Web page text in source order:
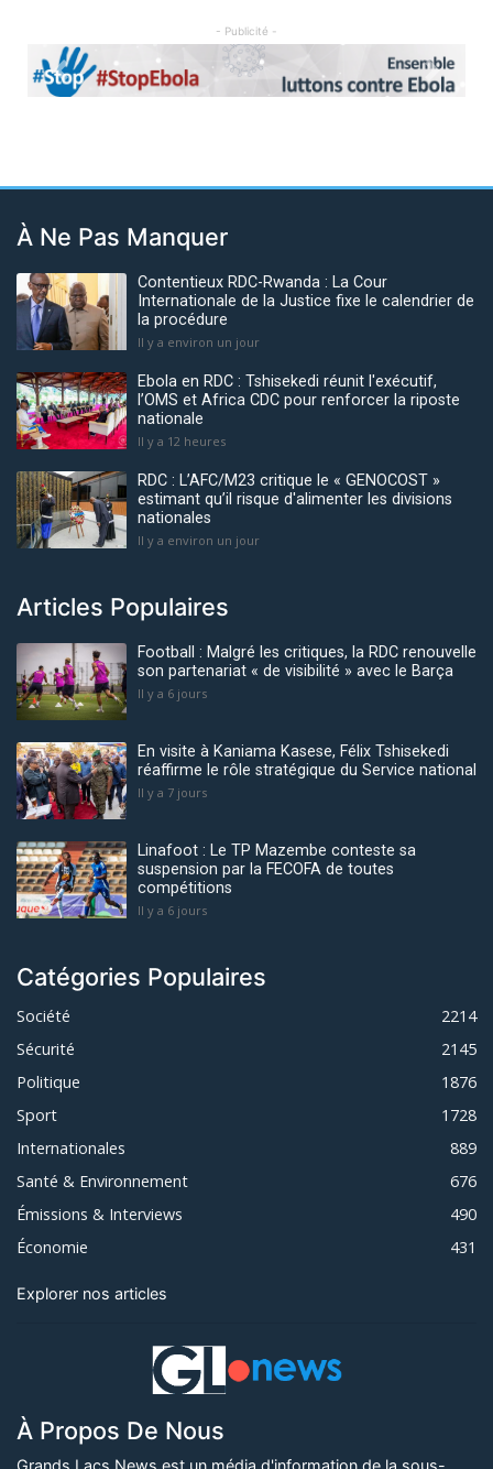
- Publicité -
Previous Next
À Ne Pas Manquer
Contentieux RDC-Rwanda : La Cour
Internationale de la Justice fixe le calendrier de
la procédure
Il y a environ un jour
Ebola en RDC : Tshisekedi réunit l'exécutif,
l’OMS et Africa CDC pour renforcer la riposte
nationale
Il y a 12 heures
RDC : L’AFC/M23 critique le « GENOCOST »
estimant qu’il risque d'alimenter les divisions
nationales
Il y a environ un jour
Articles Populaires
Football : Malgré les critiques, la RDC renouvelle
son partenariat « de visibilité » avec le Barça
Il y a 6 jours
En visite à Kaniama Kasese, Félix Tshisekedi
réaffirme le rôle stratégique du Service national
Il y a 7 jours
Linafoot : Le TP Mazembe conteste sa
suspension par la FECOFA de toutes
compétitions
Il y a 6 jours
Catégories Populaires
Société
2214
Sécurité
2145
Politique
1876
Sport
1728
Internationales
889
Santé & Environnement
676
Émissions & Interviews
490
Économie
431
Explorer nos articles
À Propos De Nous
Grands Lacs News est un média d'information de la sous-